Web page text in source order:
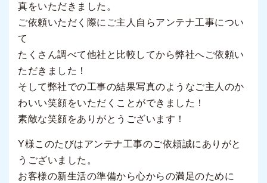
真をいただきました。
ご依頼いただく際にご主人自らアンテナ工事につい
て
たくさん調べて他社と比較してから弊社へご依頼い
ただきました！
そして弊社での工事の結果写真のようなご主人のか
わいい笑顔をいただくことができました！
素敵な笑顔をありがとうございます！
Y様このたびはアンテナ工事のご依頼誠にありがと
うございました。
お客様の新生活の準備から心からの満足のために